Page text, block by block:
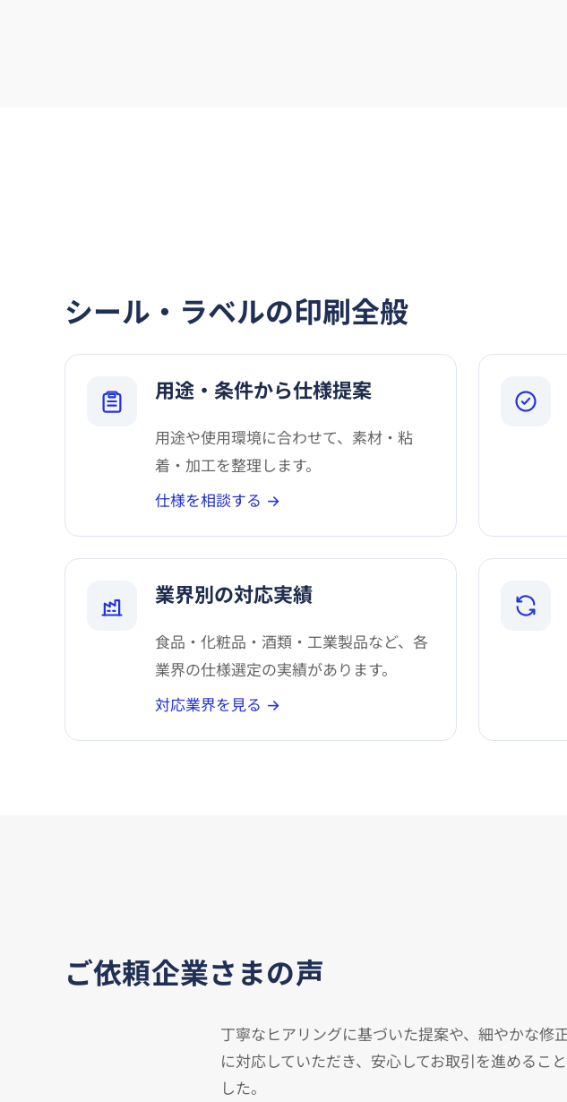
シール・ラベルの印刷全般
用途・条件から仕様提案
用途や使用環境に合わせて、素材・粘
着・加工を整理します。
仕様を相談する →
業界別の対応実績
食品・化粧品・酒類・工業製品など、各
業界の仕様選定の実績があります。
対応業界を見る →
ご依頼企業さまの声
丁寧なヒアリングに基づいた提案や、細やかな修
に対応していただき、安心してお取引を進めるこ
した。